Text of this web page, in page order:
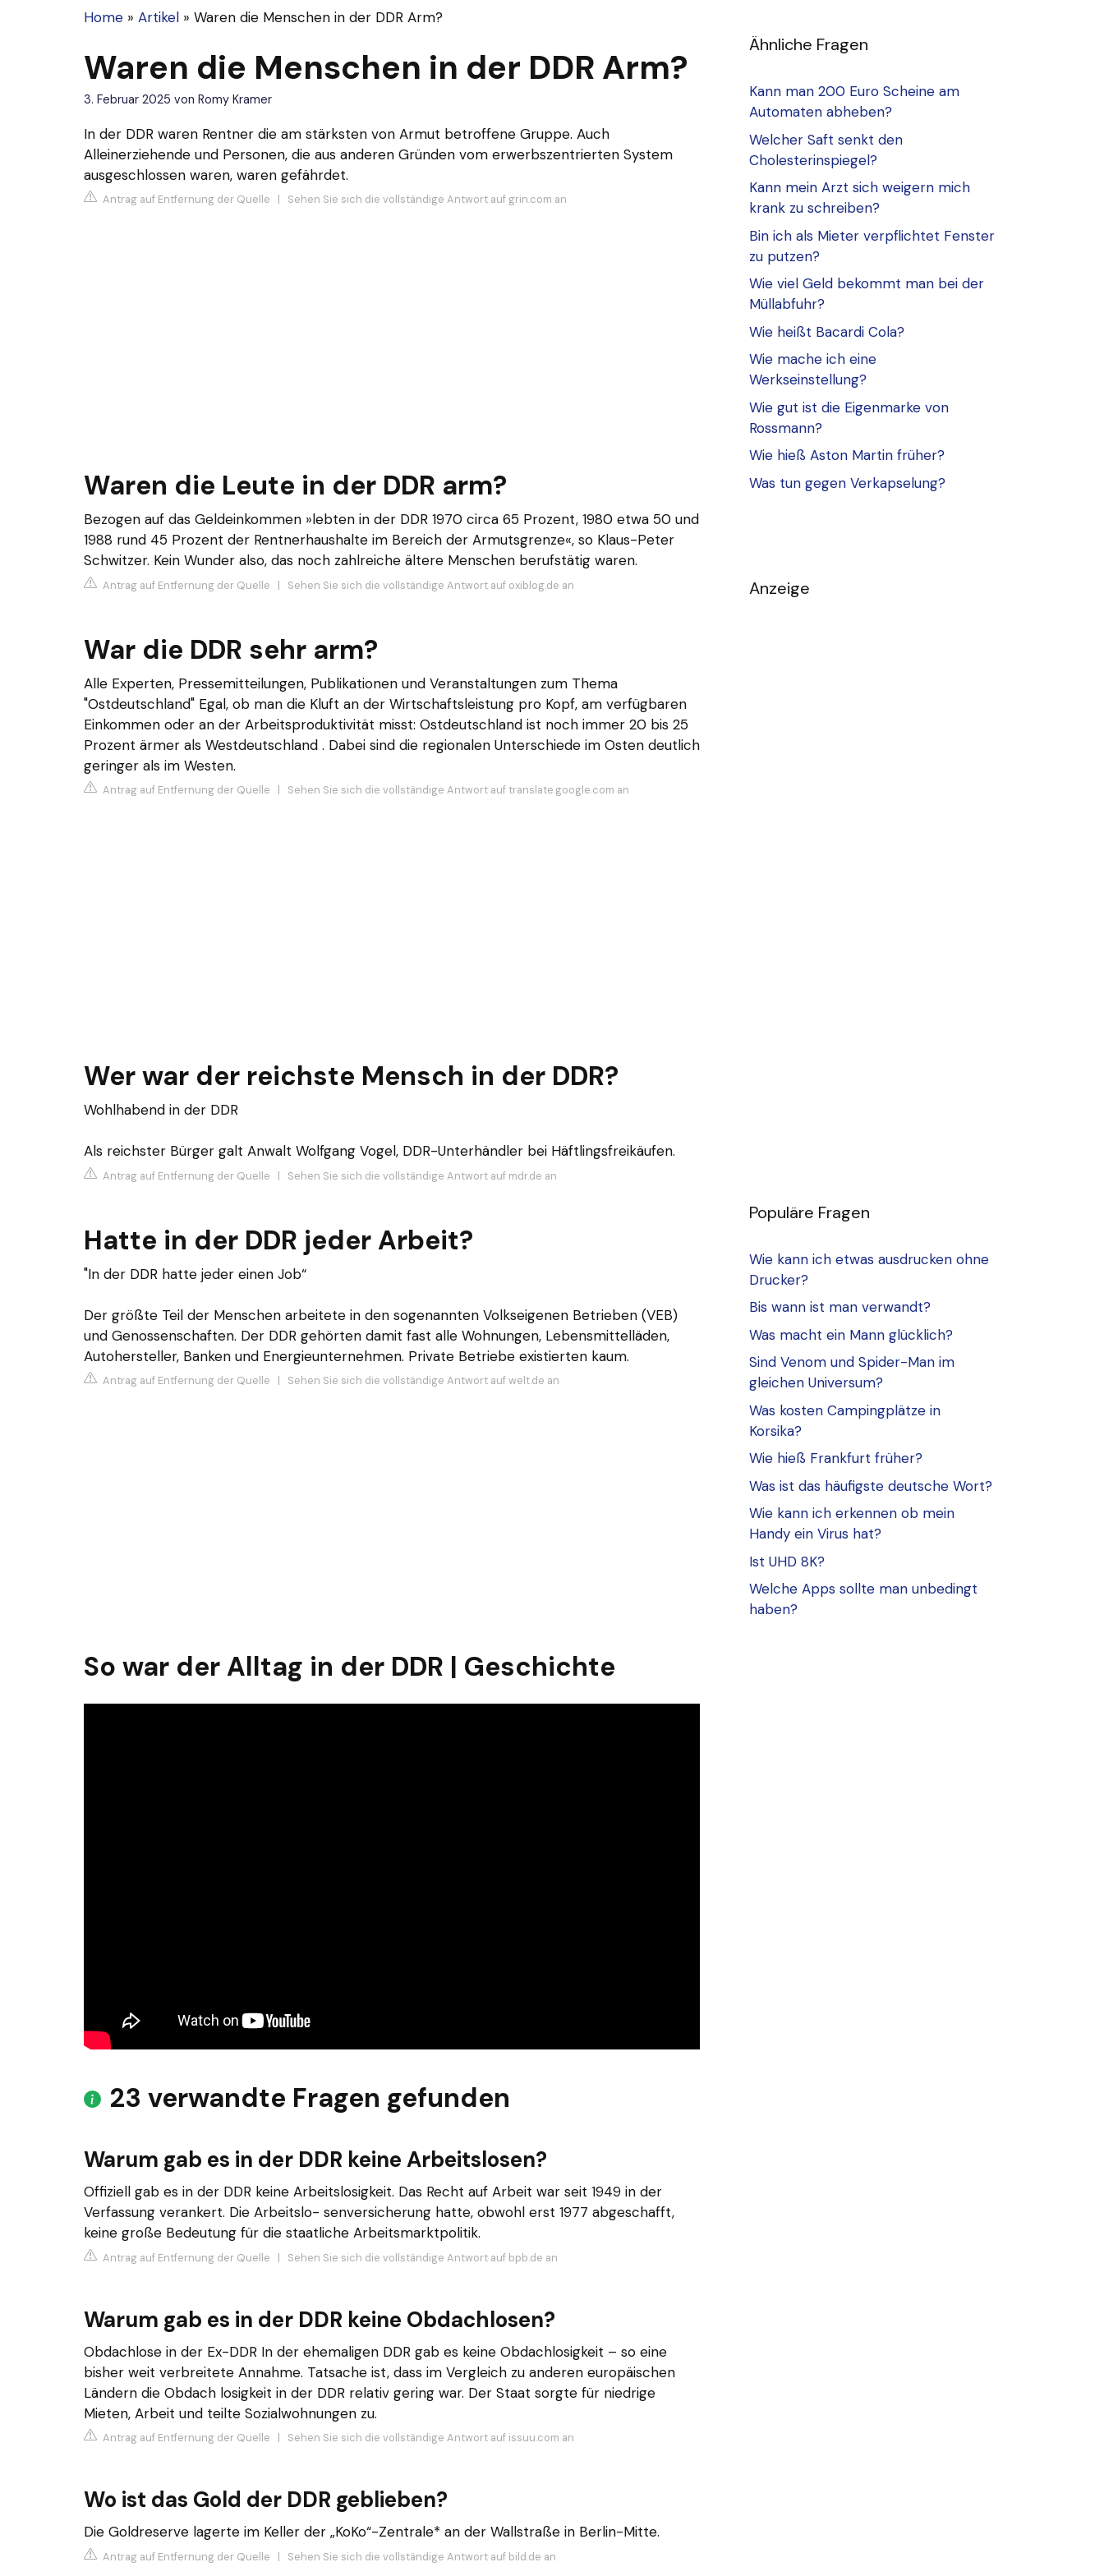
Home » Artikel » Waren die Menschen in der DDR Arm?
Waren die Menschen in der DDR Arm?
3. Februar 2025 von Romy Kramer
In der DDR waren Rentner die am stärksten von Armut betroffene Gruppe. Auch
Alleinerziehende und Personen, die aus anderen Gründen vom erwerbszentrierten System
ausgeschlossen waren, waren gefährdet.
Antrag auf Entfernung der Quelle | Sehen Sie sich die vollständige Antwort auf grin.com an
Waren die Leute in der DDR arm?
Bezogen auf das Geldeinkommen »lebten in der DDR 1970 circa 65 Prozent, 1980 etwa 50 und
1988 rund 45 Prozent der Rentnerhaushalte im Bereich der Armutsgrenze«, so Klaus-Peter
Schwitzer. Kein Wunder also, das noch zahlreiche ältere Menschen berufstätig waren.
Antrag auf Entfernung der Quelle | Sehen Sie sich die vollständige Antwort auf oxiblog.de an
War die DDR sehr arm?
Alle Experten, Pressemitteilungen, Publikationen und Veranstaltungen zum Thema
"Ostdeutschland" Egal, ob man die Kluft an der Wirtschaftsleistung pro Kopf, am verfügbaren
Einkommen oder an der Arbeitsproduktivität misst: Ostdeutschland ist noch immer 20 bis 25
Prozent ärmer als Westdeutschland . Dabei sind die regionalen Unterschiede im Osten deutlich
geringer als im Westen.
Antrag auf Entfernung der Quelle | Sehen Sie sich die vollständige Antwort auf translate.google.com an
Wer war der reichste Mensch in der DDR?
Wohlhabend in der DDR
Als reichster Bürger galt Anwalt Wolfgang Vogel, DDR-Unterhändler bei Häftlingsfreikäufen.
Antrag auf Entfernung der Quelle | Sehen Sie sich die vollständige Antwort auf mdr.de an
Hatte in der DDR jeder Arbeit?
"In der DDR hatte jeder einen Job“
Der größte Teil der Menschen arbeitete in den sogenannten Volkseigenen Betrieben (VEB)
und Genossenschaften. Der DDR gehörten damit fast alle Wohnungen, Lebensmittelläden,
Autohersteller, Banken und Energieunternehmen. Private Betriebe existierten kaum.
Antrag auf Entfernung der Quelle | Sehen Sie sich die vollständige Antwort auf welt.de an
So war der Alltag in der DDR | Geschichte
23 verwandte Fragen gefunden
Warum gab es in der DDR keine Arbeitslosen?
Offiziell gab es in der DDR keine Arbeitslosigkeit. Das Recht auf Arbeit war seit 1949 in der
Verfassung verankert. Die Arbeitslo- senversicherung hatte, obwohl erst 1977 abgeschafft,
keine große Bedeutung für die staatliche Arbeitsmarktpolitik.
Antrag auf Entfernung der Quelle | Sehen Sie sich die vollständige Antwort auf bpb.de an
Warum gab es in der DDR keine Obdachlosen?
Obdachlose in der Ex-DDR In der ehemaligen DDR gab es keine Obdachlosigkeit – so eine
bisher weit verbreitete Annahme. Tatsache ist, dass im Vergleich zu anderen europäischen
Ländern die Obdach losigkeit in der DDR relativ gering war. Der Staat sorgte für niedrige
Mieten, Arbeit und teilte Sozialwohnungen zu.
Antrag auf Entfernung der Quelle Sehen Sie sich die vollständige Antwort auf issuu.com an
Wo ist das Gold der DDR geblieben?
Die Goldreserve lagerte im Keller der „KoKo“-Zentrale* an der Wallstraße in Berlin-Mitte.
Antrag auf Entfernung der Quelle | Sehen Sie sich die vollständige Antwort auf bild.de an
Ähnliche Fragen
Kann man 200 Euro Scheine am
Automaten abheben?
Welcher Saft senkt den
Cholesterinspiegel?
Kann mein Arzt sich weigern mich
krank zu schreiben?
Bin ich als Mieter verpflichtet Fenster
zu putzen?
Wie viel Geld bekommt man bei der
Müllabfuhr?
Wie heißt Bacardi Cola?
Wie mache ich eine
Werkseinstellung?
Wie gut ist die Eigenmarke von
Rossmann?
Wie hieß Aston Martin früher?
Was tun gegen Verkapselung?
Anzeige
Populäre Fragen
Wie kann ich etwas ausdrucken ohne
Drucker?
Bis wann ist man verwandt?
Was macht ein Mann glücklich?
Sind Venom und Spider-Man im
gleichen Universum?
Was kosten Campingplätze in
Korsika?
Wie hieß Frankfurt früher?
Was ist das häufigste deutsche Wort?
Wie kann ich erkennen ob mein
Handy ein Virus hat?
Ist UHD 8K?
Welche Apps sollte man unbedingt
haben?